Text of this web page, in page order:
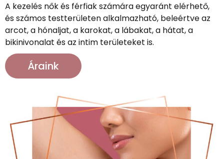
A kezelés nők és férfiak számára egyaránt elérhető,
és számos testterületen alkalmazható, beleértve az
arcot, a hónaljat, a karokat, a lábakat, a hátat, a
bikinivonalat és az intim területeket is.
Áraink